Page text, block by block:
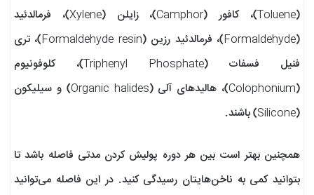
(Toluene)، کافور (Camphor)، زایلن (Xylene)، فرمالدئید
(Formaldehyde)، فرمالدئید رزین (Formaldehyde resin)، تری
فنیل فسفات (Triphenyl Phosphate)، کلوفونیوم
(Colophonium)، هالیدهای آلی (Organic halides) و سیلیکون
(Silicone) باشند.
همچنین بهتر است بین هر دوره پولیش کردن مدتی فاصله باشد تا
بتوانید کمی به ناخن‌هایتان رسیدگی کنید. در این فاصله می‌توانید